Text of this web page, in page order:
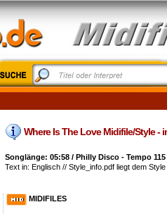
Where Is The Love Midifile/Style -
Songlänge: 05:58 / Philly Disco - Tempo 115
Text in: Englisch // Style_info.pdf liegt dem
MIDIFILES